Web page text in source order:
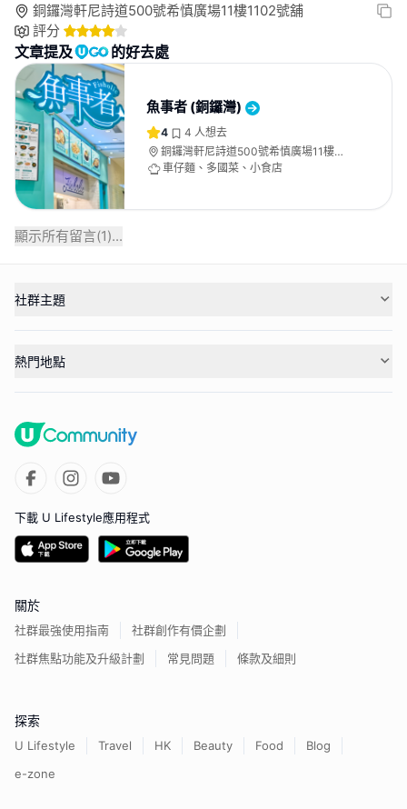
銅鑼灣軒尼詩道500號希慎廣場11樓1102號舖
評分
文章提及 的好去處
魚事者 (銅鑼灣)
4 4 人想去
銅鑼灣軒尼詩道500號希慎廣場11樓
1102號舖
車仔麵、多國菜、小食店
顯示所有留言(1)...
社群主題
熱門地點
下載 U Lifestyle應用程式
關於
社群最強使用指南
社群創作有價企劃
社群焦點功能及升級計劃
常見問題 條款及細則
探索
U Lifestyle Travel HK Beauty Food
Blog
e-zone